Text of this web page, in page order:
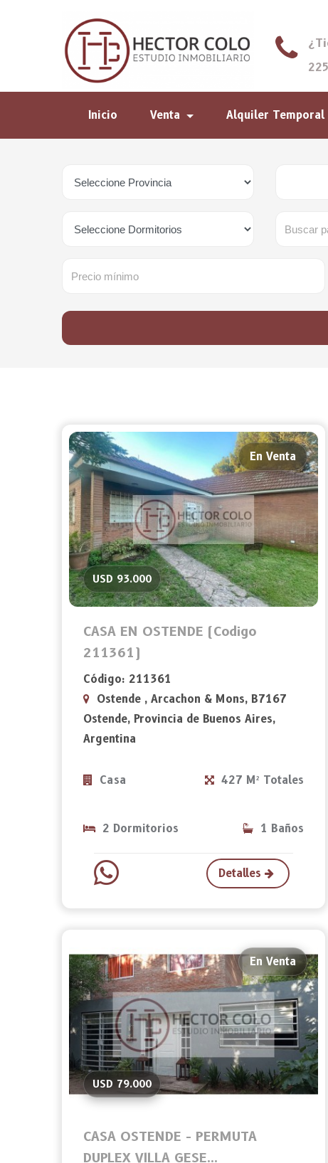
Inicio Venta Alquiler Temporal
En Venta
USD 93.000
CASA EN OSTENDE (Codigo
211361)
Código: 211361
Ostende , Arcachon & Mons, B7167
Ostende, Provincia de Buenos Aires,
Argentina
Casa 427 M² Totales
2 Dormitorios 1 Baños
Detalles
En Venta
USD 79.000
CASA OSTENDE - PERMUTA
DUPLEX VILLA GESE...